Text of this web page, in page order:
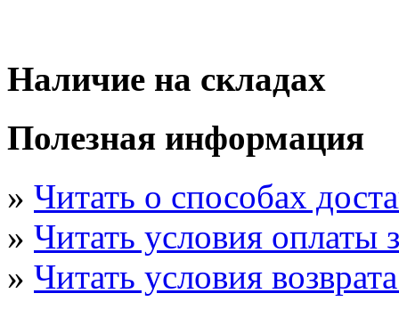
Наличие на складах
Полезная информация
» Читать о способах
» Читать условия оплаты
» Читать условия